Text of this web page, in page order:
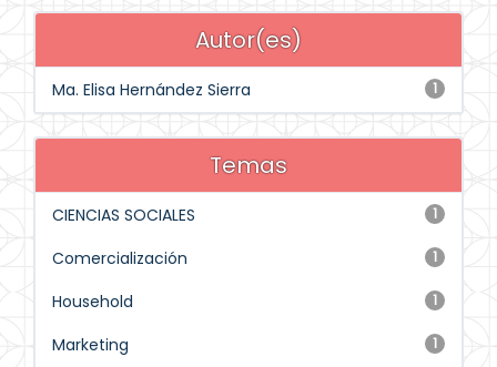
Autor(es)
1
Ma. Elisa Hernández Sierra
Temas
1
CIENCIAS SOCIALES
1
Comercialización
1
Household
1
Marketing